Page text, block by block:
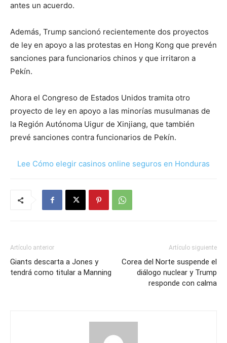
antes un acuerdo.
Además, Trump sancionó recientemente dos proyectos
de ley en apoyo a las protestas en Hong Kong que prevén
sanciones para funcionarios chinos y que irritaron a
Pekín.
Ahora el Congreso de Estados Unidos tramita otro
proyecto de ley en apoyo a las minorías musulmanas de
la Región Autónoma Uigur de Xinjiang, que también
prevé sanciones contra funcionarios de Pekín.
Lee Cómo elegir casinos online seguros en Honduras
Artículo anterior
Giants descarta a Jones y
tendrá como titular a Manning
Artículo siguiente
Corea del Norte suspende el
diálogo nuclear y Trump
responde con calma